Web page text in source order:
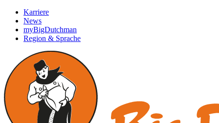
Karriere
News
myBigDutchman
Region & Sprache